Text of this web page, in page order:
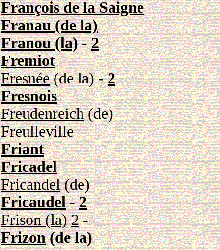
François de la Saigne
Franau (de la)
Franou (la)-2
Fremiot
Fresnée(de la) -2
Fresnois
Freudenreich(de)
Freulleville
Friant
Fricadel
Fricandel(de)
Fricaudel-2
Frison (la) 2-
Frizon(de la)